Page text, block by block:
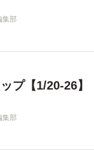
集部
プ【1/20-26】
集部